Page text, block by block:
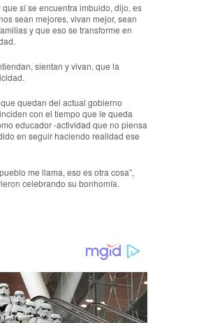
sí se encuentra imbuido, dijo, es
sean mejores, vivan mejor, sean
y que eso se transforme en
sientan y vivan, que la
quedan del actual gobierno
con el tiempo que le queda
educador -actividad que no piensa
en seguir haciendo realidad ese
me llama, eso es otra cosa”,
celebrando su bonhomía.